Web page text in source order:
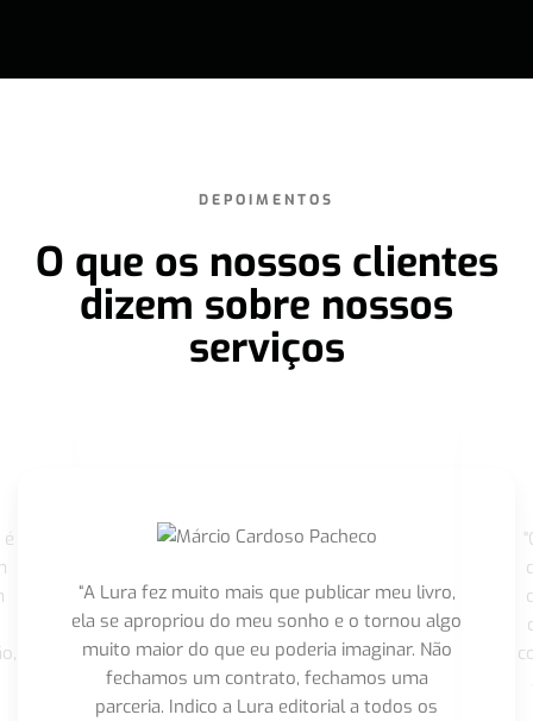
DEPOIMENTOS
O que os nossos clientes
dizem sobre nossos
serviços
“A Lura fez muito mais que publicar meu livro,
ela se apropriou do meu sonho e o tornou algo
muito maior do que eu poderia imaginar. Não
fechamos um contrato, fechamos uma
parceria. Indico a Lura editorial a todos os